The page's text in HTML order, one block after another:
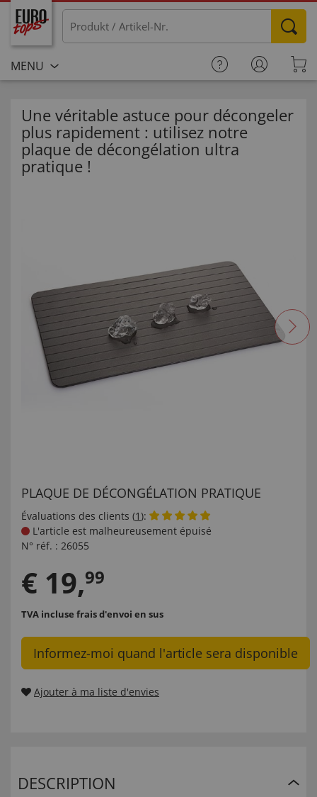
MENU
Une véritable astuce pour décongeler
plus rapidement : utilisez notre
plaque de décongélation ultra
pratique !
PLAQUE DE DÉCONGÉLATION PRATIQUE
Évaluations des clients (1):
L'article est malheureusement épuisé
N° réf. : 26055
€ 19,99
TVA incluse frais d'envoi en sus
Informez-moi quand l'article sera disponible
Ajouter à ma liste d'envies
DESCRIPTION